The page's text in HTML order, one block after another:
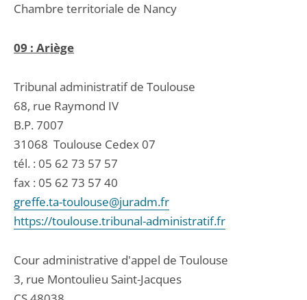
Chambre territoriale de Nancy
09 : Ariège
Tribunal administratif de Toulouse
68, rue Raymond IV
B.P. 7007
31068 Toulouse Cedex 07
tél. : 05 62 73 57 57
fax : 05 62 73 57 40
greffe.ta-toulouse@juradm.fr
https://toulouse.tribunal-administratif.fr
Cour administrative d'appel de Toulouse
3, rue Montoulieu Saint-Jacques